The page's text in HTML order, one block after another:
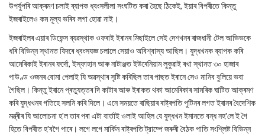
উপর্যুপৰি আক্ৰমণ চলাই ব্যাপক ধ্বংসলীলা সংঘটিত কৰা হৈছে ঠিকেই, ইয়াৰ বিপৰীতে কিন্তু
ইজৰাইলেও কম মূল্য ভৰিব লগা হোৱা নাই।
ইজৰাইলৰ এয়াৰ ডিফেন্স ব্যৱস্থাক ওফৰাই ইৰানৰ মিছাইলে সেই দেশখনৰ ৰাজধানী টেল আভিভকে
ধৰি বিভিন্ন স্থানত যিদৰে ধ্বংসযজ্ঞ চলালে সেয়াও অবিশ্বাস্য আছিল। যুদ্ধখনক ব্যাপক কৰি
আমেৰিকাই ইৰানৰ ফৰ্দো, ইস্ফাহান আৰু নাটাঞ্জত ইউৰেনিয়াম লুকুৱাই ৰখা স্থানত ৩০ হাজাৰ
পাউণ্ড ওজনৰ বোমা পেলাই যি অৱস্থাৰ সৃষ্টি কৰিছিল তাৰ পাছত ইৰানে সেও মানিব বুলিয়ে ভবা
গৈছিল। কিন্তু ইৰানে প্ৰত্যুত্তৰ দি কাটাৰ আৰু ইৰাকত থকা আমেৰিকাৰ সামৰিক ঘাটিত আক্ৰমণ
কৰি যুদ্ধখনৰ গতিহে সলনি কৰি দিলে। এনে সময়তে ৰাছিয়াৰ ৰাষ্ট্ৰপতি পুটিনৰ লগত ইৰানৰ বৈদেশিক
মন্ত্ৰীৰ যি আলোচনা হ'ল তাৰ পৰা এটা বাৰ্তাই ওলাই আহিল যে যুদ্ধখন ইমানতে বন্ধ নহ'লে ই গৈ
হিতে বিপৰীত হ'বগৈ পাৰে। লগে লগে মার্কিন ৰাষ্ট্ৰপতি ট্রাম্পে জৰুৰী বৈঠক পাতি সংশ্লিষ্ট বিভিন্ন